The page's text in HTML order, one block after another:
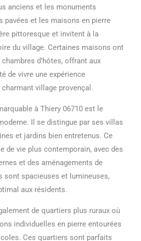
anciens et les monuments
pavées et les maisons en pierre
pittoresque et invitent à la
du village. Certaines maisons ont
d’hôtes, offrant aux
de vivre une expérience
village provençal.
à Thiery 06710 est le
Il se distingue par ses villas
et jardins bien entretenus. Ce
de vie plus contemporain, avec des
et des aménagements de
sont spacieuses et lumineuses,
aux résidents.
de quartiers plus ruraux où
individuelles en pierre entourées
Ces quartiers sont parfaits